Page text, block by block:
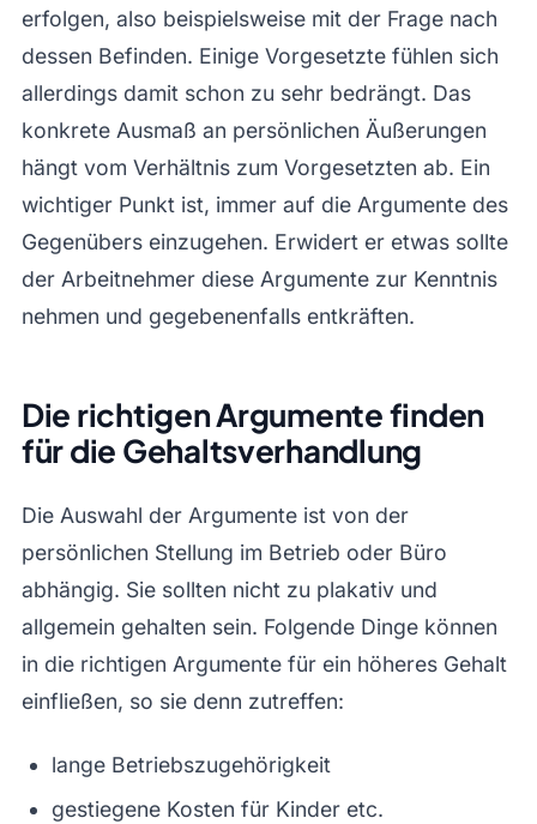
erfolgen, also beispielsweise mit der Frage nach
dessen Befinden. Einige Vorgesetzte fühlen sich
allerdings damit schon zu sehr bedrängt. Das
konkrete Ausmaß an persönlichen Äußerungen
hängt vom Verhältnis zum Vorgesetzten ab. Ein
wichtiger Punkt ist, immer auf die Argumente des
Gegenübers einzugehen. Erwidert er etwas sollte
der Arbeitnehmer diese Argumente zur Kenntnis
nehmen und gegebenenfalls entkräften.
Die richtigen Argumente finden
für die Gehaltsverhandlung
Die Auswahl der Argumente ist von der
persönlichen Stellung im Betrieb oder Büro
abhängig. Sie sollten nicht zu plakativ und
allgemein gehalten sein. Folgende Dinge können
in die richtigen Argumente für ein höheres Gehalt
einfließen, so sie denn zutreffen:
lange Betriebszugehörigkeit
gestiegene Kosten für Kinder etc.